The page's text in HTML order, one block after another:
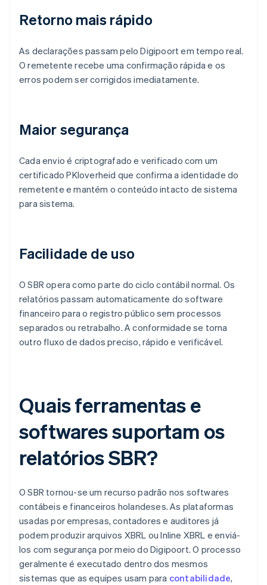
Retorno mais rápido
As declarações passam pelo Digipoort em tempo real.
O remetente recebe uma confirmação rápida e os
erros podem ser corrigidos imediatamente.
Maior segurança
Cada envio é criptografado e verificado com um
certificado PKIoverheid que confirma a identidade do
remetente e mantém o conteúdo intacto de sistema
para sistema.
Facilidade de uso
O SBR opera como parte do ciclo contábil normal. Os
relatórios passam automaticamente do software
financeiro para o registro público sem processos
separados ou retrabalho. A conformidade se torna
outro fluxo de dados preciso, rápido e verificável.
Quais ferramentas e
softwares suportam os
relatórios SBR?
O SBR tornou-se um recurso padrão nos softwares
contábeis e financeiros holandeses. As plataformas
usadas por empresas, contadores e auditores já
podem produzir arquivos XBRL ou Inline XBRL e enviá-
los com segurança por meio do Digipoort. O processo
geralmente é executado dentro dos mesmos
sistemas que as equipes usam para contabilidade,